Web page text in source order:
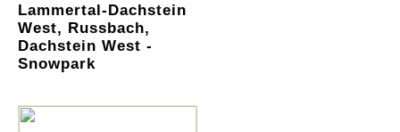
Lammertal-Dachstein
West, Russbach,
Dachstein West -
Snowpark